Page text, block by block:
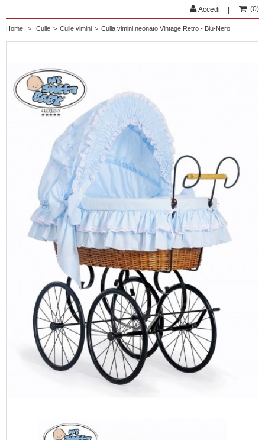
Accedi (0)
Home > Culle > Culle vimini > Culla vimini neonato Vintage Retro - Blu-Nero